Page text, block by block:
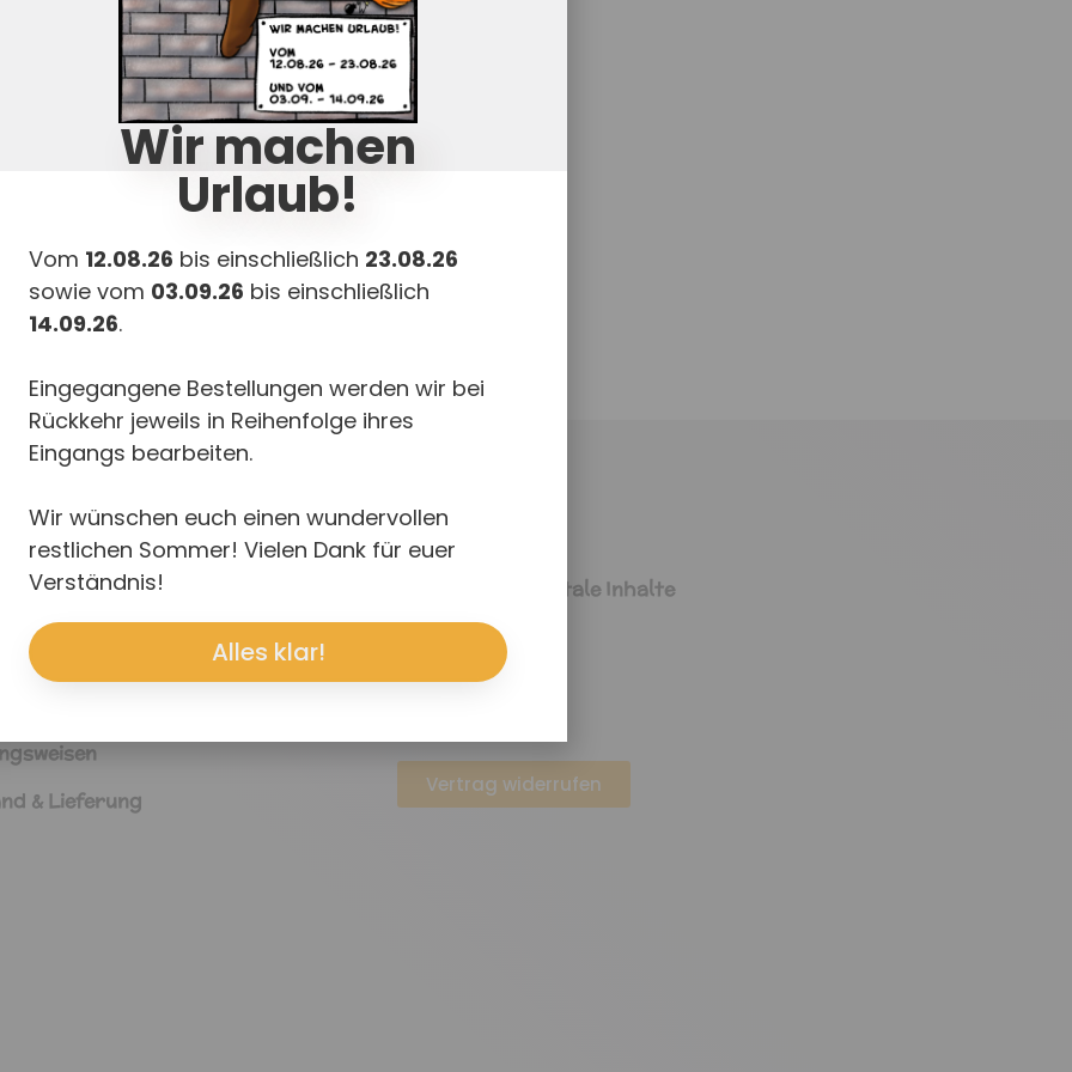
Katalog
den Katalog auch umweltschonend
PDF herunterladen:
Geschäftsbedingungen
& Lieferung
Rechtliches
Widerruf für digitale Inhalte
Impressum
Vertrag widerrufen
Wir machen
Urlaub!
Vom 12.08.26 bis einschließlich 23.08.26
sowie vom 03.09.26 bis einschließlich
14.09.26.
Eingegangene Bestellungen werden wir bei
Rückkehr jeweils in Reihenfolge ihres
Eingangs bearbeiten.
Wir wünschen euch einen wundervollen
restlichen Sommer! Vielen Dank für euer
Verständnis!
Alles klar!